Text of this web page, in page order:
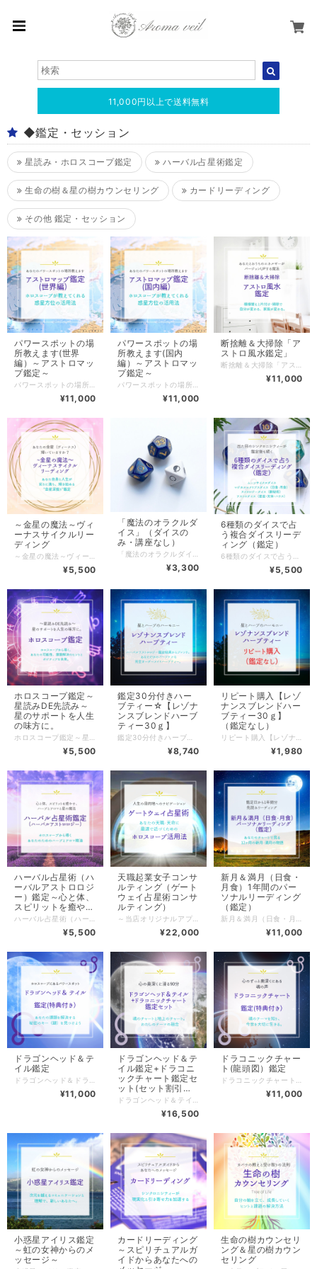
11,000円以上で送料無料
◆鑑定・セッション
星読み・ホロスコープ鑑定 ハーバル占星術鑑定
生命の樹＆星の樹カウンセリング カードリーディング
その他 鑑定・セッション
パワースポットの場
所教えます(世界
編）～アストロマッ
プ鑑定～
¥11,000
パワースポットの場
所教えます(国内
編）～アストロマッ
プ鑑定～
¥11,000
断捨離＆大掃除「ア
ストロ風水鑑定」
¥11,000
～金星の魔法～ヴィ
ーナスサイクルリー
ディング
¥5,500
「魔法のオラクルダ
イス」（ダイスの
み・講座なし）
¥3,300
6種類のダイスで占
う複合ダイスリーデ
ィング（鑑定）
¥5,500
ホロスコープ鑑定～
星読みDE先読み～
星のサポートを人生
の味方に。
¥5,500
鑑定30分付きハー
ブティー☆【レゾナ
ンスブレンドハーブ
ティー30ｇ】
¥8,740
リピート購入【レゾ
ナンスブレンドハー
ブティー30ｇ】
（鑑定なし）
¥1,980
ハーバル占星術（ハ
ーバルアストロロジ
ー）鑑定～心と体、
スピリットを癒や
す､ ハーブとアロマ
¥5,500
天職起業女子コンサ
ルティング（ゲート
ウェイ占星術コンサ
ルティング）
¥22,000
新月＆満月（日食・
月食）1年間のパー
ソナルリーディング
（鑑定）
¥11,000
ドラゴンヘッド＆テ
イル鑑定
¥11,000
ドラゴンヘッド＆テ
イル鑑定+ドラコニ
ックチャート鑑定セ
ット(セット割引あ
り）
¥16,500
ドラコニックチャー
ト(龍頭図）鑑定
¥11,000
小惑星アイリス鑑定
～虹の女神からのメ
ッセージ～
カードリーディング
～スピリチュアルガ
イドからあなたへの
生命の樹カウンセリ
ング＆星の樹カウン
セリング